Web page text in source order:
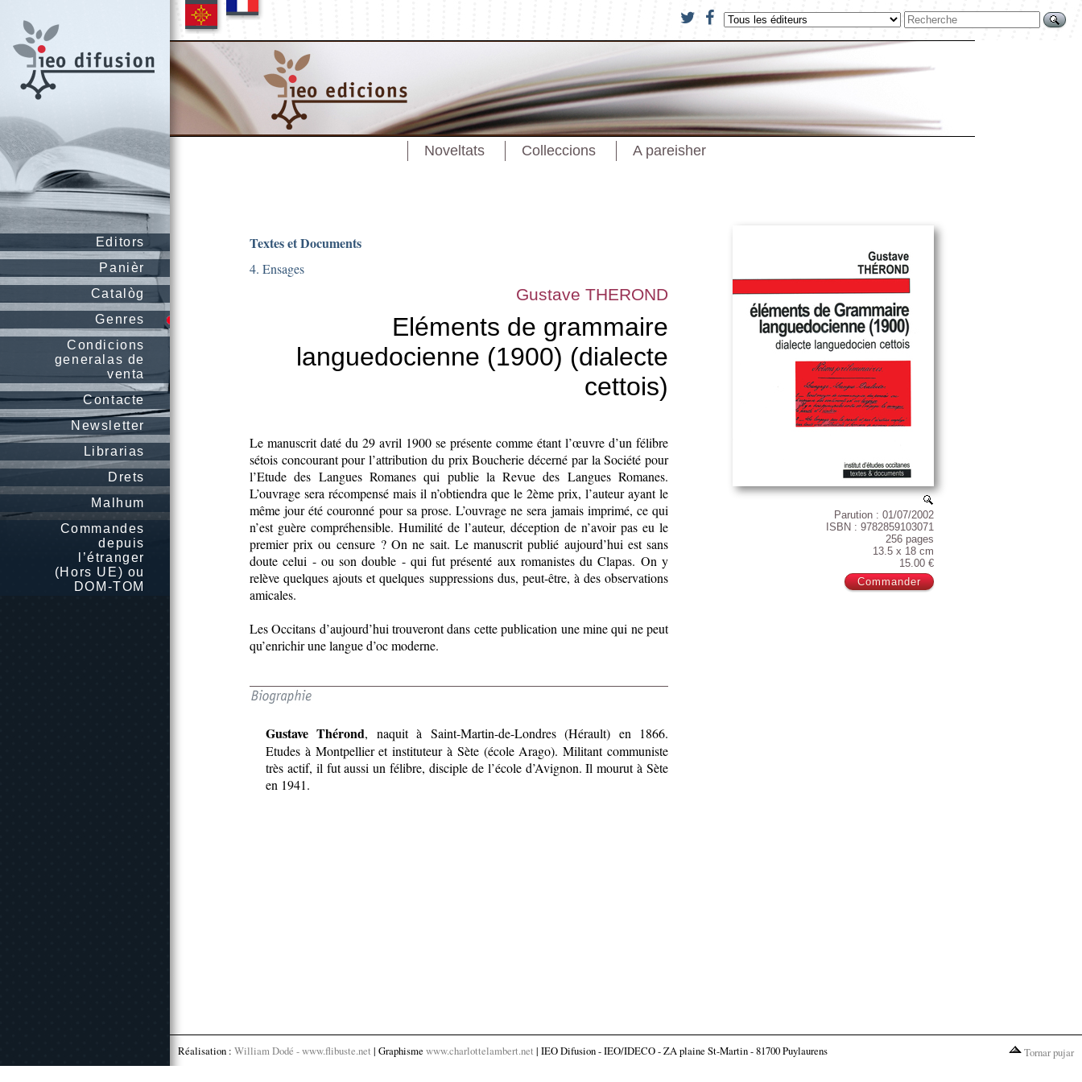
Editors
Panièr
Catalòg
Genres
Condicions
generalas de
venta
Contacte
Newsletter
Librarias
Drets
Malhum
Commandes
depuis
l’étranger
(Hors UE) ou
DOM-TOM
Noveltats Colleccions A pareisher
Parution : 01/07/2002
ISBN : 9782859103071
256 pages
13.5 x 18 cm
15.00 €
Textes et Documents
4. Ensages
Gustave THEROND
Eléments de grammaire
languedocienne (1900) (dialecte
cettois)
Le manuscrit daté du 29 avril 1900 se présente comme étant l’œuvre d’un félibre
sétois concourant pour l’attribution du prix Boucherie décerné par la Société pour
l’Etude des Langues Romanes qui publie la Revue des Langues Romanes.
L’ouvrage sera récompensé mais il n’obtiendra que le 2ème prix, l’auteur ayant le
même jour été couronné pour sa prose. L’ouvrage ne sera jamais imprimé, ce qui
n’est guère compréhensible. Humilité de l’auteur, déception de n’avoir pas eu le
premier prix ou censure ? On ne sait. Le manuscrit publié aujourd’hui est sans
doute celui - ou son double - qui fut présenté aux romanistes du Clapas. On y
relève quelques ajouts et quelques suppressions dus, peut-être, à des observations
amicales.
Les Occitans d’aujourd’hui trouveront dans cette publication une mine qui ne peut
qu’enrichir une langue d’oc moderne.
Gustave Thérond, naquit à Saint-Martin-de-Londres (Hérault) en 1866.
Etudes à Montpellier et instituteur à Sète (école Arago). Militant communiste
très actif, il fut aussi un félibre, disciple de l’école d’Avignon. Il mourut à Sète
en 1941.
Réalisation : William Dodé - www.flibuste.net | Graphisme www.charlottelambert.net | IEO Difusion - IEO/IDECO - ZA plaine St-Martin - 81700 Puylaurens Tornar pujar